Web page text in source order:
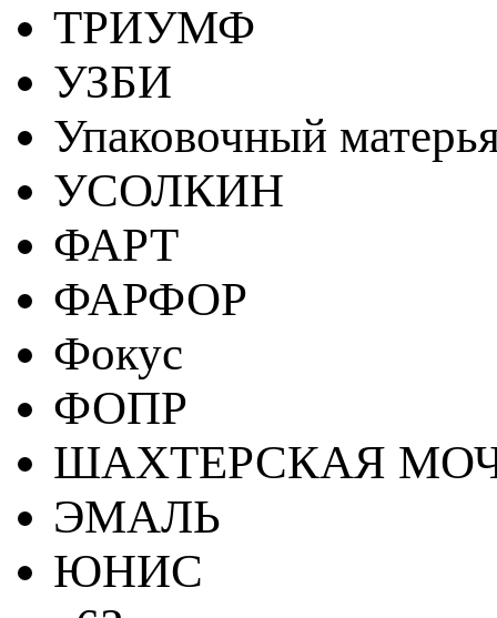
ТРИУМФ
УЗБИ
Упаковочный
УСОЛКИН
ФАРТ
ФАРФОР
Фокус
ФОПР
ШАХТЕРСКАЯ
ЭМАЛЬ
ЮНИС